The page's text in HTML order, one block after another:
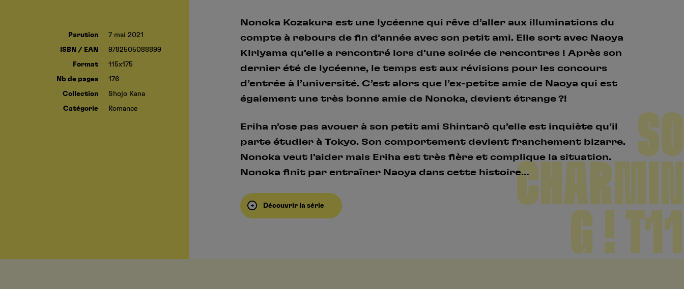
Parution 7 mai 2021
ISBN / EAN 9782505088899
Format 115x175
Nb de pages 176
Collection Shojo Kana
Catégorie Romance
Nonoka Kozakura est une lycéenne qui rêve d’aller aux illuminations du
compte à rebours de fin d’année avec son petit ami. Elle sort avec Naoya
Kiriyama qu’elle a rencontré lors d’une soirée de rencontres ! Après son
dernier été de lycéenne, le temps est aux révisions pour les concours
d’entrée à l’université. C’est alors que l’ex-petite amie de Naoya qui est
également une très bonne amie de Nonoka, devient étrange ?!
Eriha n’ose pas avouer à son petit ami Shintarô qu’elle est inquiète qu’il
parte étudier à Tokyo. Son comportement devient franchement bizarre.
Nonoka veut l’aider mais Eriha est très fière et complique la situation.
Nonoka finit par entraîner Naoya dans cette histoire…
Découvrir la série
SO
CHARMIN
G ! T11